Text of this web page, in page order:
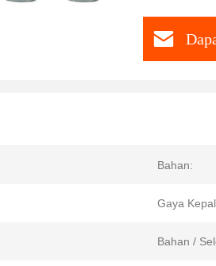
Bahan:
Gaya
Bahan /